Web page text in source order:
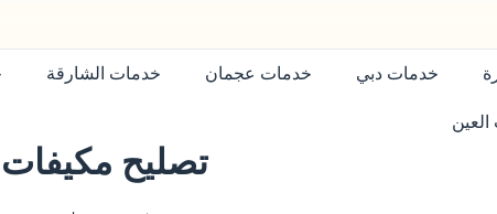
خدمات دبي خدمات عجمان خدمات الشارقة
تصليح مكيفات في